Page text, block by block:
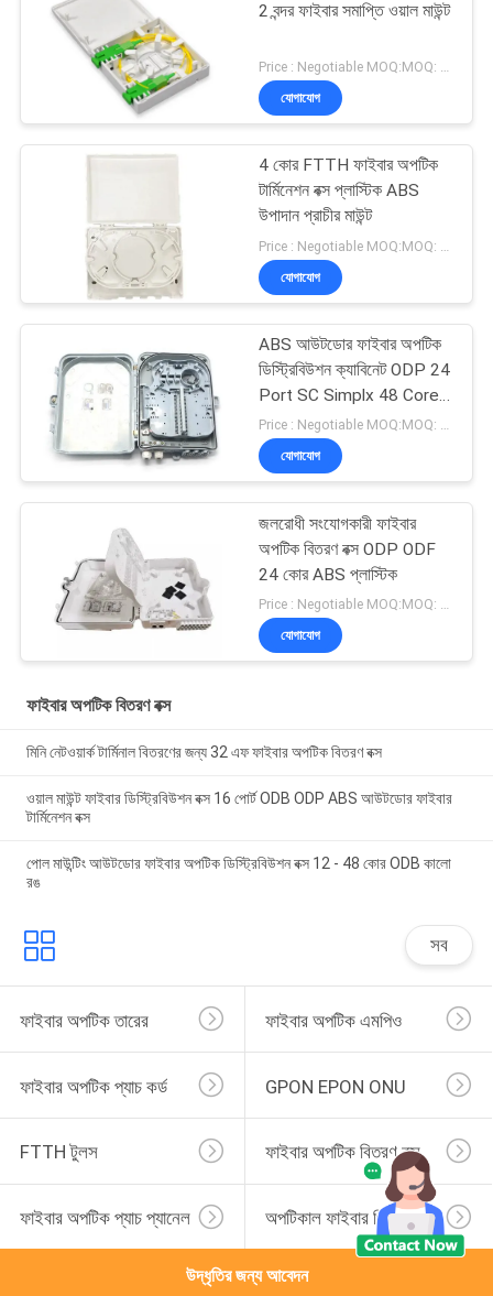
2 বন্দর ফাইবার সমাপ্তি ওয়াল মাউন্ট
যোগাযোগ
4 কোর FTTH ফাইবার অপটিক
টার্মিনেশন বক্স প্লাস্টিক ABS
উপাদান প্রাচীর মাউন্ট
যোগাযোগ
ABS আউটডোর ফাইবার অপটিক
ডিস্ট্রিবিউশন ক্যাবিনেট ODP 24
Port SC Simplx 48 Core
LC Duplex
Price : Negotiable MOQ:MOQ: 100PCS
যোগাযোগ
জলরোধী সংযোগকারী ফাইবার
অপটিক বিতরণ বক্স ODP ODF
24 কোর ABS প্লাস্টিক
Price : Negotiable MOQ:MOQ: 100PCS
যোগাযোগ
ফাইবার অপটিক বিতরণ বক্স
মিনি নেটওয়ার্ক টার্মিনাল বিতরণের জন্য 32 এফ ফাইবার অপটিক বিতরণ বক্স
ওয়াল মাউন্ট ফাইবার ডিস্ট্রিবিউশন বক্স 16 পোর্ট ODB ODP ABS আউটডোর ফাইবার
টার্মিনেশন বক্স
পোল মাউন্টিং আউটডোর ফাইবার অপটিক ডিস্ট্রিবিউশন বক্স 12 - 48 কোর ODB কালো
রঙ
সব
ফাইবার অপটিক তারের ফাইবার অপটিক এমপিও
ফাইবার অপটিক প্যাচ কর্ড GPON EPON ONU
FTTH টুলস ফাইবার অপটিক বিতরণ বক্স
ফাইবার অপটিক প্যাচ প্যানেল অপটিকাল ফাইবার পিগটাইল
উদ্ধৃতির জন্য আবেদন